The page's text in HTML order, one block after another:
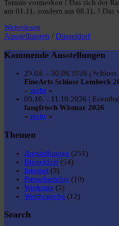
Termin vormerken ! Das sich der
am 01.11. sondern am 08.11. !
Weiterlesen
Ausstellungen / Düsseldorf
Kommende Ausstellungen
29.08. - 30.08.2026 |
FineArts Schloss Lembeck
» mehr «
09.10. - 11.10.2026 |
fangfrisch Wismar 2026
» mehr «
Themen
Ausstellungen (251)
Düsseldorf (54)
Internet (9)
Presseberichte (10)
Werkstatt (5)
Wettbewerbe (12)
Search